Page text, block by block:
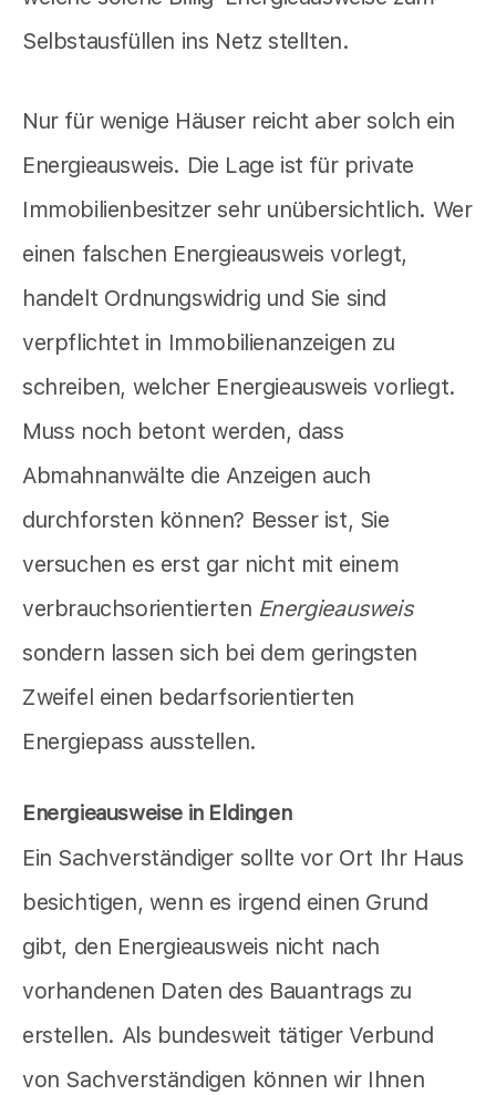
Selbstausfüllen ins Netz stellten.
Nur für wenige Häuser reicht aber solch ein
Energieausweis. Die Lage ist für private
Immobilienbesitzer sehr unübersichtlich. Wer
einen falschen Energieausweis vorlegt,
handelt Ordnungswidrig und Sie sind
verpflichtet in Immobilienanzeigen zu
schreiben, welcher Energieausweis vorliegt.
Muss noch betont werden, dass
Abmahnanwälte die Anzeigen auch
durchforsten können? Besser ist, Sie
versuchen es erst gar nicht mit einem
verbrauchsorientierten Energieausweis
sondern lassen sich bei dem geringsten
Zweifel einen bedarfsorientierten
Energiepass ausstellen.
Energieausweise in Eldingen
Ein Sachverständiger sollte vor Ort Ihr Haus
besichtigen, wenn es irgend einen Grund
gibt, den Energieausweis nicht nach
vorhandenen Daten des Bauantrags zu
erstellen. Als bundesweit tätiger Verbund
von Sachverständigen können wir Ihnen